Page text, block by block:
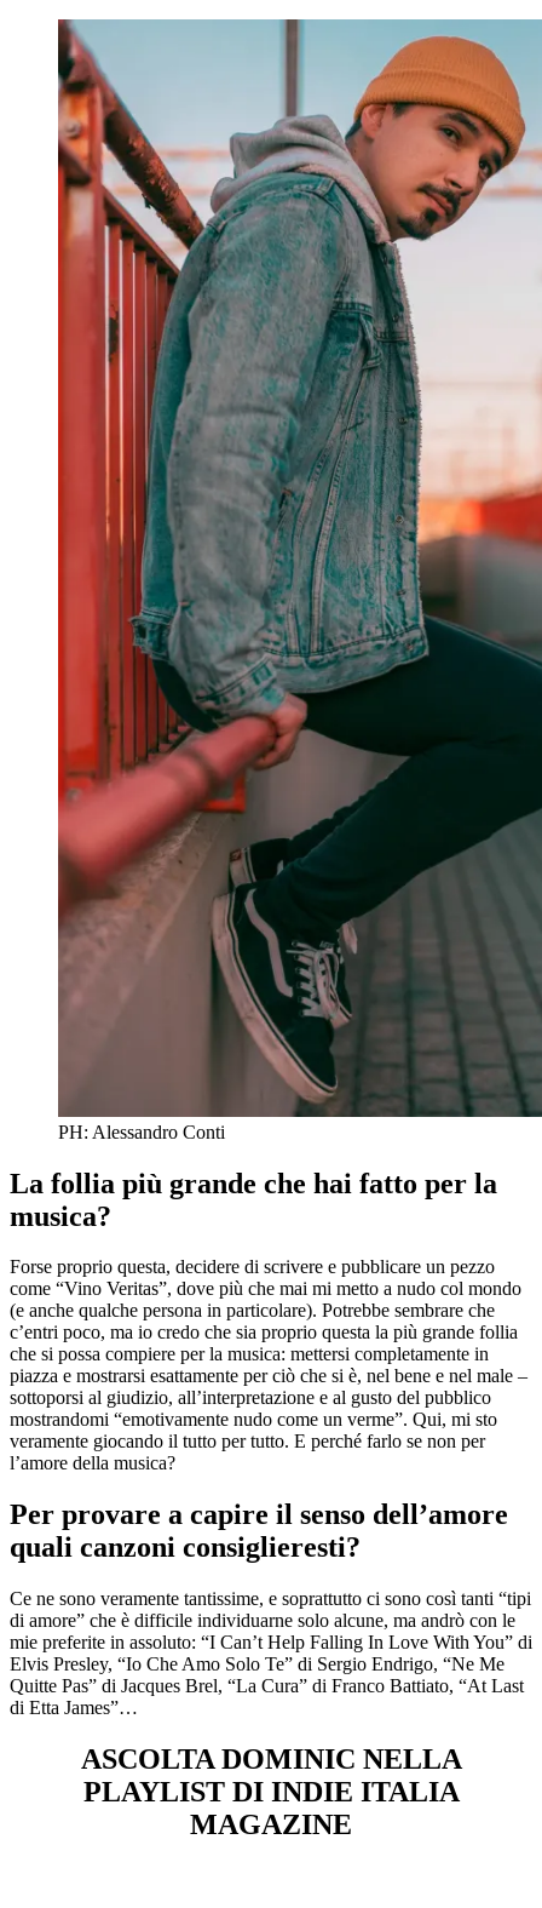
PH: Alessandro Conti
La follia più grande che hai fatto per la
musica?
Forse proprio questa, decidere di scrivere e pubblicare un pezzo
come “Vino Veritas”, dove più che mai mi metto a nudo col mondo
(e anche qualche persona in particolare). Potrebbe sembrare che
c’entri poco, ma io credo che sia proprio questa la più grande follia
che si possa compiere per la musica: mettersi completamente in
piazza e mostrarsi esattamente per ciò che si è, nel bene e nel male –
sottoporsi al giudizio, all’interpretazione e al gusto del pubblico
mostrandomi “emotivamente nudo come un verme”. Qui, mi sto
veramente giocando il tutto per tutto. E perché farlo se non per
l’amore della musica?
Per provare a capire il senso dell’amore
quali canzoni consiglieresti?
Ce ne sono veramente tantissime, e soprattutto ci sono così tanti “tipi
di amore” che è difficile individuarne solo alcune, ma andrò con le
mie preferite in assoluto: “I Can’t Help Falling In Love With You” di
Elvis Presley, “Io Che Amo Solo Te” di Sergio Endrigo, “Ne Me
Quitte Pas” di Jacques Brel, “La Cura” di Franco Battiato, “At Last
di Etta James”…
ASCOLTA DOMINIC NELLA
PLAYLIST DI INDIE ITALIA
MAGAZINE